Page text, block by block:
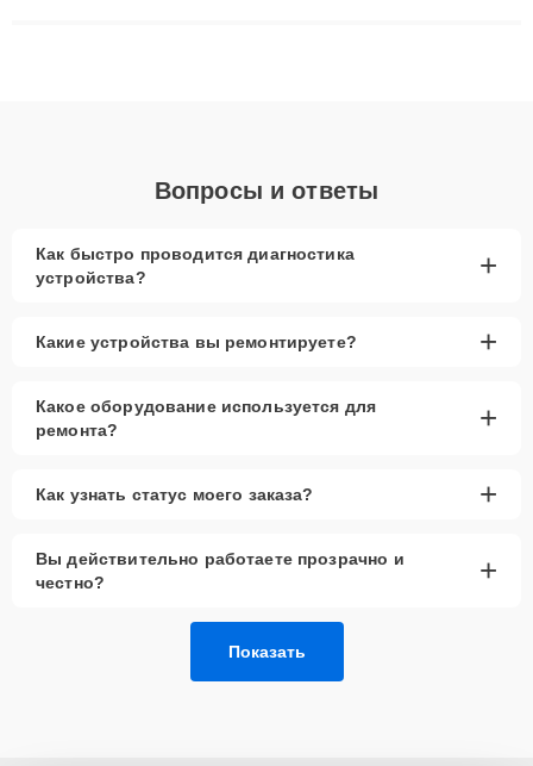
Вопросы и ответы
Как быстро проводится диагностика
устройства?
+
Какие устройства вы ремонтируете? +
Какое оборудование используется для
ремонта?
+
Как узнать статус моего заказа? +
Вы действительно работаете прозрачно и
честно?
+
Показать